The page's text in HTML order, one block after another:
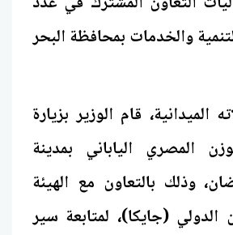
والخدمات بمحافظة البحر
الميدانية، قام الوزير بزيارة
المصري الياباني بمدينة
وذلك بالتعاون مع الهيئة
الدولي (جايكا)، لمتابعة سير